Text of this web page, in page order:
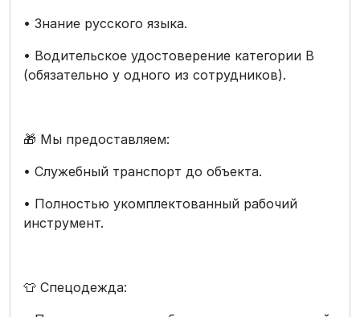
• Знание русского языка.
• Водительское удостоверение категории B
(обязательно у одного из сотрудников).
🎁 Мы предоставляем:
• Служебный транспорт до объекта.
• Полностью укомплектованный рабочий
инструмент.
👕 Спецодежда: